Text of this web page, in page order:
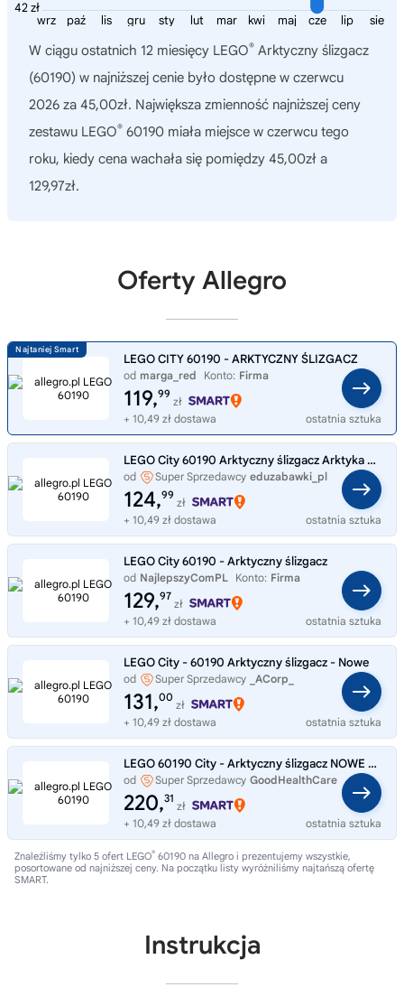
42 zł
sie
lip
cze
maj
kwi
mar
lut
sty
gru
lis
paź
wrz
W ciągu ostatnich 12 miesięcy LEGO® Arktyczny ślizgacz
(60190) w najniższej cenie było dostępne w czerwcu
2026 za 45,00zł. Największa zmienność najniższej ceny
zestawu LEGO® 60190 miała miejsce w czerwcu tego
roku, kiedy cena wachała się pomiędzy 45,00zł a
129,97zł.
Oferty Allegro
LEGO CITY 60190 - ARKTYCZNY ŚLIZGACZ
od marga_red Konto: Firma
119,99
zł
+ 10,49 zł dostawa
ostatnia sztuka
LEGO City 60190 Arktyczny ślizgacz Arktyka Arktic
od Super Sprzedawcy eduzabawki_pl
124,99
zł
+ 10,49 zł dostawa
ostatnia sztuka
LEGO City 60190 - Arktyczny ślizgacz
od NajlepszyComPL Konto: Firma
129,97
zł
+ 10,49 zł dostawa
ostatnia sztuka
LEGO City - 60190 Arktyczny ślizgacz - Nowe
od Super Sprzedawcy _ACorp_
131,00
zł
+ 10,49 zł dostawa
ostatnia sztuka
LEGO 60190 City - Arktyczny ślizgacz NOWE klocki SUPER prezent dla dziecka
od Super Sprzedawcy GoodHealthCare
220,31
zł
+ 10,49 zł dostawa
ostatnia sztuka
Znaleźliśmy tylko 5 ofert LEGO® 60190 na Allegro i prezentujemy wszystkie,
posortowane od najniższej ceny. Na początku listy wyróżniliśmy najtańszą ofertę
SMART.
Instrukcja